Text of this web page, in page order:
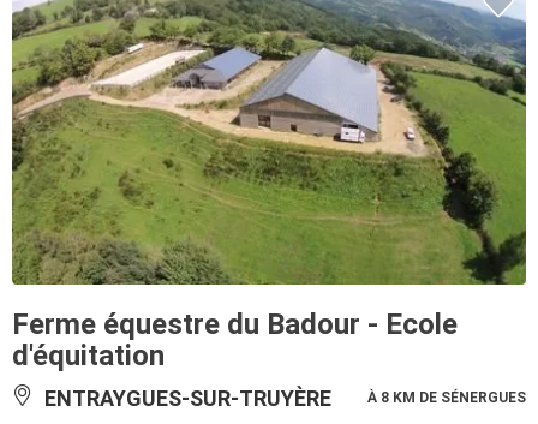
Ferme équestre du Badour - Ecole
d'équitation
ENTRAYGUES-SUR-TRUYÈRE À 8 KM DE SÉNERGUES